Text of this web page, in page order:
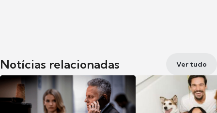
Notícias relacionadas Ver tudo